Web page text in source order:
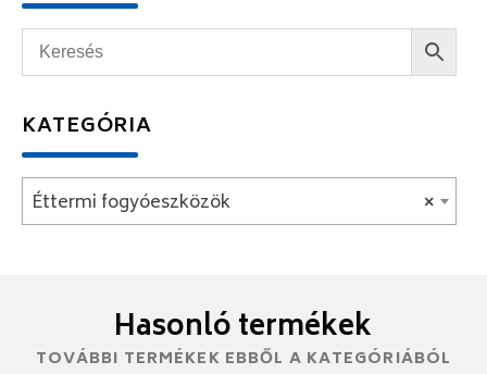
KATEGÓRIA
×
Éttermi fogyóeszközök
Hasonló termékek
TOVÁBBI TERMÉKEK EBBŐL A KATEGÓRIÁBÓL